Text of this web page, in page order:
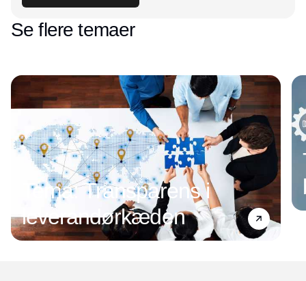
Se flere temaer
Tema: Transparens i
leverandørkæden